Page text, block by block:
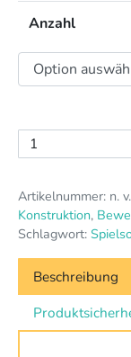
Anzahl
RIWI
Riesen-
Menge
Artikelnummer: n. v.
Konstruktion,
Schlagwort:
Beschreibung